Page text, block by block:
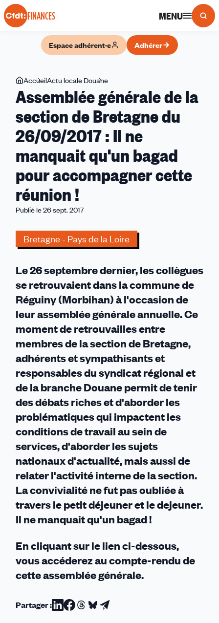
Panneau de gestion des cookies
FINANCES MENU
Espace adhérent·e Adhérer
Vous
êtes
ici
AccueilActu locale Douane
générale
la
section
de
Bretagne
26/09/2017
qu'un
bagad
accompagner
cette
réunion
Assemblée générale de la
section de Bretagne du
26/09/2017 : Il ne
manquait qu'un bagad
pour accompagner cette
réunion !
Publié le 26 sept. 2017
Bretagne - Pays de la Loire
Le 26 septembre dernier, les collègues
se retrouvaient dans la commune de
Réguiny (Morbihan) à l'occasion de
leur assemblée générale annuelle. Ce
moment de retrouvailles entre
membres de la section de Bretagne,
adhérents et sympathisants et
responsables du syndicat régional et
de la branche Douane permit de tenir
des débats riches et d'aborder les
problématiques qui impactent les
conditions de travail au sein de
services, d'aborder les sujets
nationaux d'actualité, mais aussi de
relater l'activité interne de la section.
La convivialité ne fut pas oubliée à
travers le petit déjeuner et le dejeuner.
Il ne manquait qu'un bagad !
En cliquant sur le lien ci-dessous,
vous accéderez au compte-rendu de
cette assemblée générale.
Partager :Partager
Partager
Partager
Partager
Partager